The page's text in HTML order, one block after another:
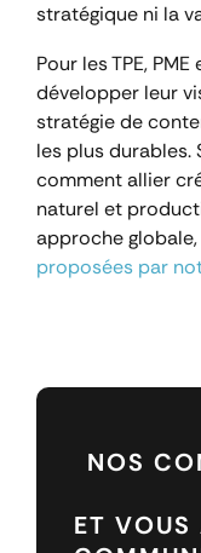
stratégique ni la
Pour les TPE,
développer leur
stratégie de
les plus durables.
comment allier
naturel et
approche globale,
proposées par
NOS
ET VOUS